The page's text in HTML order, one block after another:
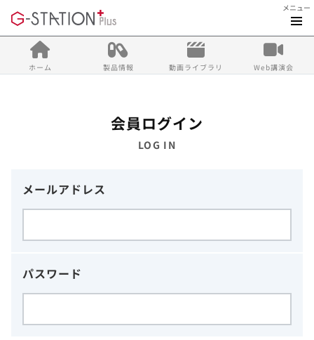
メニュー
ホーム 製品情報 動画ライブラリ Web講演会
会員ログイン
LOG IN
メールアドレス
パスワード